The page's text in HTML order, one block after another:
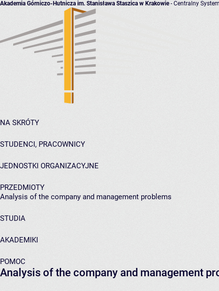
Akademia Górniczo-Hutnicza im. Stanisława Staszica w Krakowie- Centralny
NA SKRÓTY
STUDENCI, PRACOWNICY
JEDNOSTKI ORGANIZACYJNE
PRZEDMIOTY
Analysis of the company and management problems
STUDIA
AKADEMIKI
POMOC
Analysis of the company and management